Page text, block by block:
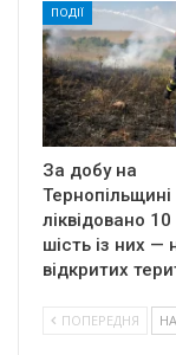
ПОДІЇ
За добу на
Тернопільщині
ліквідовано
шість із них —
відкритих
ПОПЕРЕДНЯ